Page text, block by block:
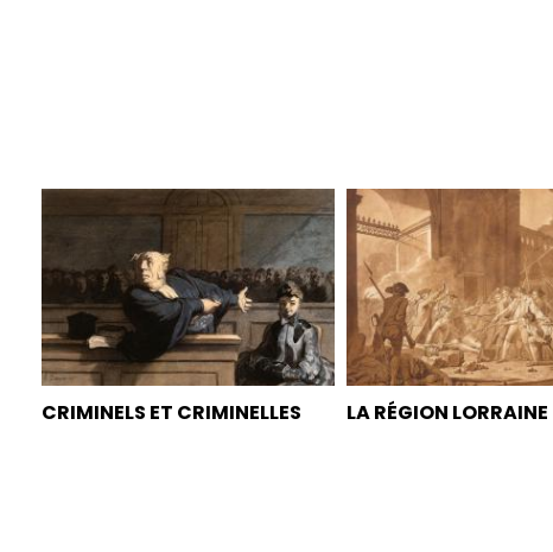
CRIMINELS ET CRIMINELLES LA RÉGION LORRAINE